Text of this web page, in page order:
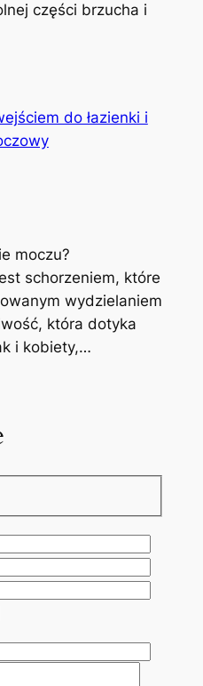
części brzucha i
moczu?
schorzeniem, które
wydzielaniem
która dotyka
i kobiety,…